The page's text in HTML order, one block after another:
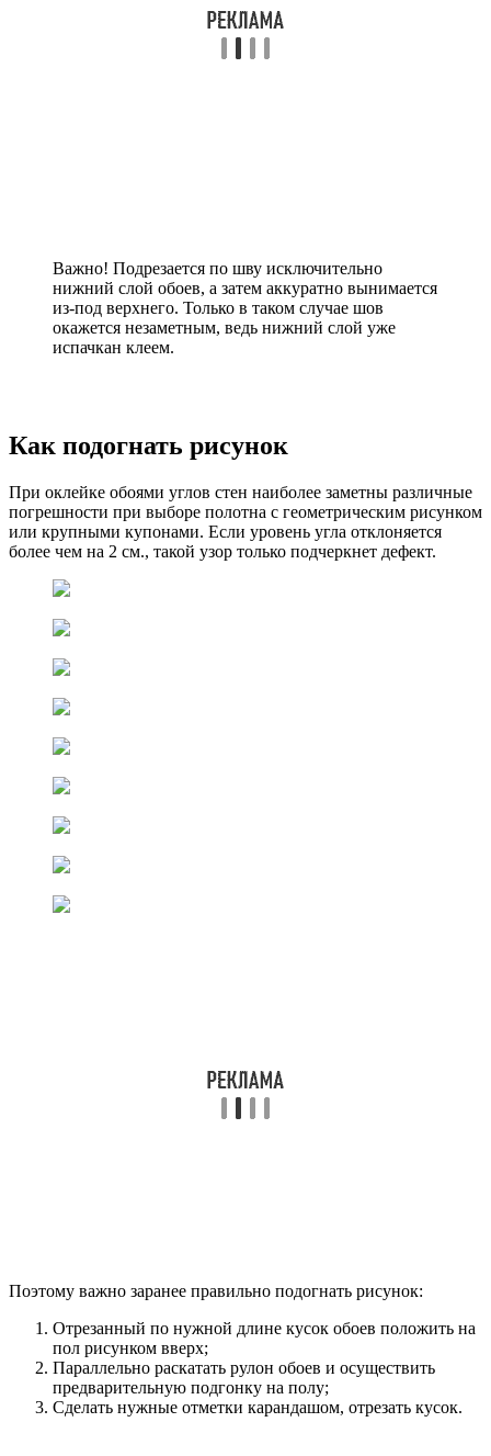
Важно! Подрезается по шву исключительно
нижний слой обоев, а затем аккуратно вынимается
из-под верхнего. Только в таком случае шов
окажется незаметным, ведь нижний слой уже
испачкан клеем.
Как подогнать рисунок
При оклейке обоями углов стен наиболее заметны различные
погрешности при выборе полотна с геометрическим рисунком
или крупными купонами. Если уровень угла отклоняется
более чем на 2 см., такой узор только подчеркнет дефект.
Поэтому важно заранее правильно подогнать рисунок:
Отрезанный по нужной длине кусок обоев положить на
пол рисунком вверх;
Параллельно раскатать рулон обоев и осуществить
предварительную подгонку на полу;
Сделать нужные отметки карандашом, отрезать кусок.